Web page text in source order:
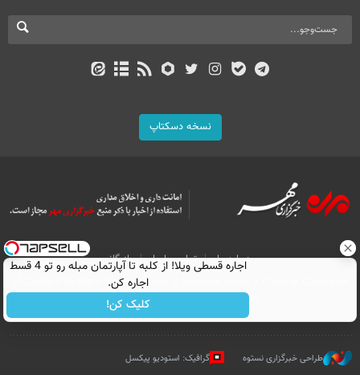
نسخه دسکتاپ
درباره ما تماس با ما
بازرگانی
All Content by Mehr News Agency is licensed under a Creative Commons
Attribution 4.0 International License.
طراحی خبرگزاری نستوه گرافیک: استودیو پیکسل
اجاره‌ قسطی ویلا! از کلبه تا آپارتمان مبله رو تو 4 قسط
اجاره کن.
کلیک کن!